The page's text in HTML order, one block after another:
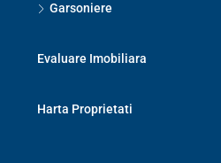
Garsoniere
Evaluare Imobiliara
Harta Proprietati